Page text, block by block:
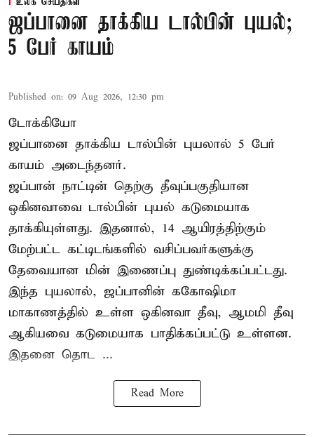
ஜப்பானை தாக்கிய டால்பின் புயல்;
5 பேர் காயம்
Published on: 09 Aug 2026, 12:30 pm
டோக்கியோ
ஜப்பானை தாக்கிய டால்பின் புயலால் 5 பேர்
காயம் அடைந்தனர்.
ஜப்பான் நாட்டின் தெற்கு தீவுப்பகுதியான
ஒகினவாவை டால்பின் புயல் கடுமையாக
தாக்கியுள்ளது. இதனால், 14 ஆயிரத்திற்கும்
மேற்பட்ட கட்டிடங்களில் வசிப்பவர்களுக்கு
தேவையான மின் இணைப்பு துண்டிக்கப்பட்டது.
இந்த புயலால், ஜப்பானின் ககோஷிமா
மாகாணத்தில் உள்ள ஒகினவா தீவு, ஆமமி தீவு
ஆகியவை கடுமையாக பாதிக்கப்பட்டு உள்ளன.
இதனை தொட ...
Read More